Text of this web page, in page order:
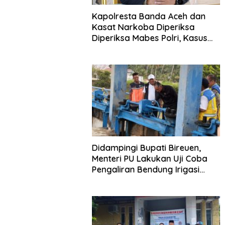
Kapolresta Banda Aceh dan
Kasat Narkoba Diperiksa
Diperiksa Mabes Polri, Kasus
Didampingi Bupati Bireuen,
Menteri PU Lakukan Uji Coba
Pengaliran Bendung Irigasi